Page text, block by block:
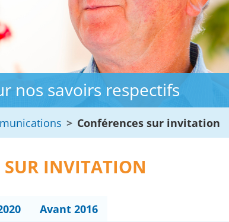
nos savoirs respectifs
Conférences sur invitation
SUR INVITATION
Avant 2016